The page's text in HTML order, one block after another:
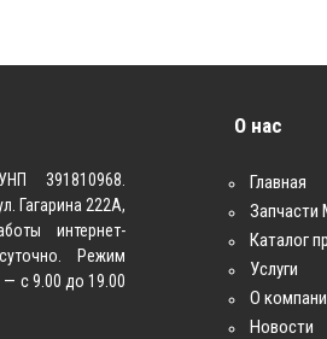
391810968.
Гагарина 222А,
интернет-
Режим
с 9.00 до 19.00
О нас
Главная
Каталог
Услуги
О
Новости